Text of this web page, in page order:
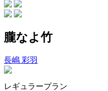
朧なよ竹
長嶋 彩羽
レギュラープラン